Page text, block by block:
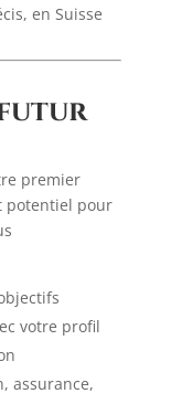
en Suisse
futur
premier
potentiel pour
votre profil
assurance,